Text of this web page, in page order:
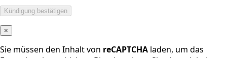
×
Sie müssen den Inhalt von reCAPTCHA laden, um das